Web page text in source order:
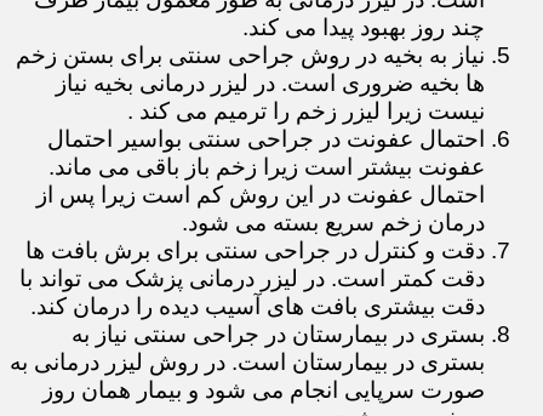
چند روز بهبود پیدا می کند.
نیاز به بخیه در روش جراحی سنتی برای بستن زخم
ها بخیه ضروری است. در لیزر درمانی بخیه نیاز
نیست زیرا لیزر زخم را ترمیم می کند .
احتمال عفونت در جراحی سنتی بواسیر احتمال
عفونت بیشتر است زیرا زخم باز باقی می ماند.
احتمال عفونت در این روش کم است زیرا پس از
درمان زخم سریع بسته می شود.
دقت و کنترل در جراحی سنتی برای برش بافت ها
دقت کمتر است. در لیزر درمانی پزشک می تواند با
دقت بیشتری بافت های آسیب دیده را درمان کند.
بستری در بیمارستان در جراحی سنتی نیاز به
بستری در بیمارستان است. در روش لیزر درمانی به
صورت سرپایی انجام می شود و بیمار همان روز